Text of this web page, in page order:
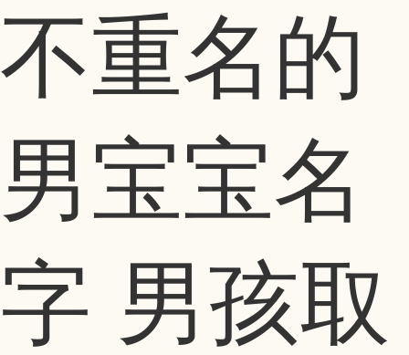
不重名的
男宝宝名
字 男孩取